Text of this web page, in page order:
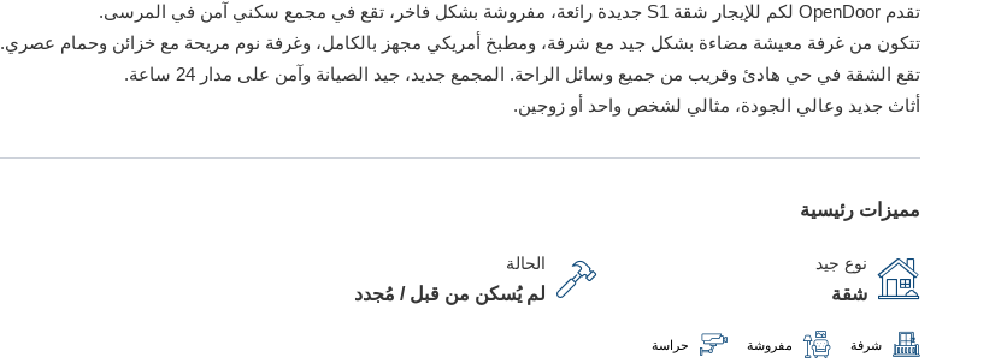
تقدم OpenDoor لكم للإيجار شقة S1 جديدة رائعة، مفروشة بشكل فاخر، تقع في مجمع سكني آمن في المرسى.
تتكون من غرفة معيشة مضاءة بشكل جيد مع شرفة، ومطبخ أمريكي مجهز بالكامل، وغرفة نوم مريحة مع خزائن وحمام عصري.
تقع الشقة في حي هادئ وقريب من جميع وسائل الراحة. المجمع جديد، جيد الصيانة وآمن على مدار 24 ساعة.
أثاث جديد وعالي الجودة، مثالي لشخص واحد أو زوجين.
مميزات رئيسية
نوع جيد
شقة
الحالة
لم يُسكن من قبل / مُجدد
شرفة مفروشة حراسة